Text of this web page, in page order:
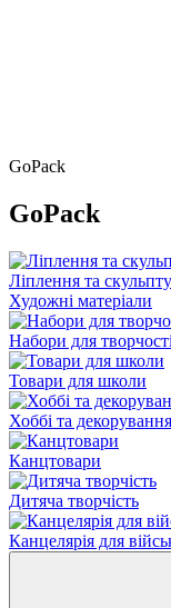
GoPack
GoPack
Ліплення та
Художні матеріали
Набори для творчості
Товари для школи
Хоббі та декорування
Канцтовари
Дитяча творчість
Канцелярія для